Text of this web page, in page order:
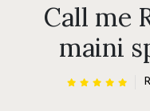
Call me
maini